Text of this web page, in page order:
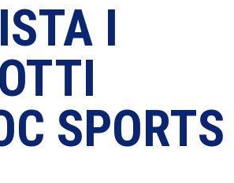
I
SPORTS